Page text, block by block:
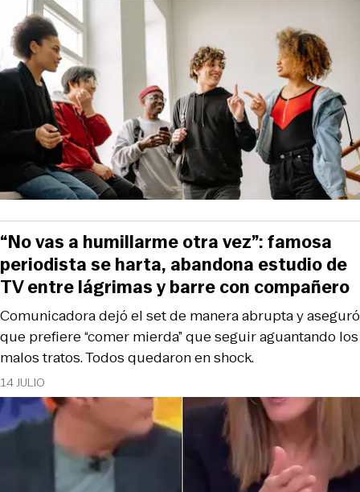
14 JULIO
Comunicadora dejó el set de manera abrupta y aseguró
que prefiere “comer mierda” que seguir aguantando los
malos tratos. Todos quedaron en shock.
“No vas a humillarme otra vez”: famosa
periodista se harta, abandona estudio de
TV entre lágrimas y barre con compañero